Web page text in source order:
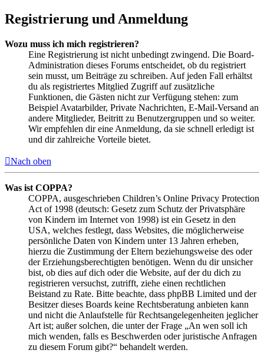
Registrierung und Anmeldung
Wozu muss ich mich registrieren?
Eine Registrierung ist nicht unbedingt zwingend. Die Board-
Administration dieses Forums entscheidet, ob du registriert
sein musst, um Beiträge zu schreiben. Auf jeden Fall erhältst
du als registriertes Mitglied Zugriff auf zusätzliche
Funktionen, die Gästen nicht zur Verfügung stehen: zum
Beispiel Avatarbilder, Private Nachrichten, E-Mail-Versand an
andere Mitglieder, Beitritt zu Benutzergruppen und so weiter.
Wir empfehlen dir eine Anmeldung, da sie schnell erledigt ist
und dir zahlreiche Vorteile bietet.
Nach oben
Was ist COPPA?
COPPA, ausgeschrieben Children’s Online Privacy Protection
Act of 1998 (deutsch: Gesetz zum Schutz der Privatsphäre
von Kindern im Internet von 1998) ist ein Gesetz in den
USA, welches festlegt, dass Websites, die möglicherweise
persönliche Daten von Kindern unter 13 Jahren erheben,
hierzu die Zustimmung der Eltern beziehungsweise des oder
der Erziehungsberechtigten benötigen. Wenn du dir unsicher
bist, ob dies auf dich oder die Website, auf der du dich zu
registrieren versuchst, zutrifft, ziehe einen rechtlichen
Beistand zu Rate. Bitte beachte, dass phpBB Limited und der
Besitzer dieses Boards keine Rechtsberatung anbieten kann
und nicht die Anlaufstelle für Rechtsangelegenheiten jeglicher
Art ist; außer solchen, die unter der Frage „An wen soll ich
mich wenden, falls es Beschwerden oder juristische Anfragen
zu diesem Forum gibt?“ behandelt werden.